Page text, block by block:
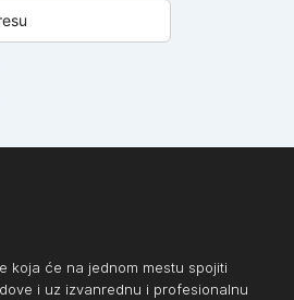
koja će na jednom mestu spojiti
i uz izvanrednu i profesionalnu